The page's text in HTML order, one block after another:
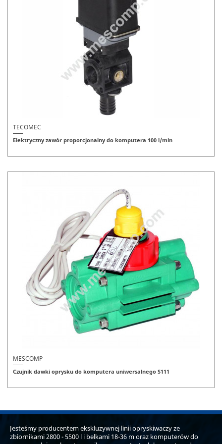
TECOMEC
Elektryczny zawór proporcjonalny do komputera 100 l/min
MESCOMP
Czujnik dawki oprysku do komputera uniwersalnego S111
Jesteśmy producentem ekskluzywnej linii opryskiwaczy ze
zbiornikami 2800 - 5500 l i belkami 18-36 m oraz komputerów do